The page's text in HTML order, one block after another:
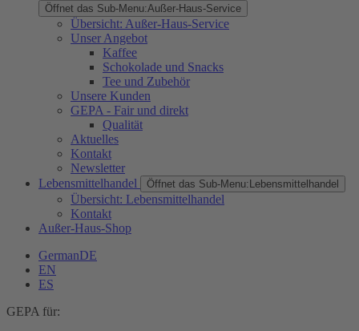
Öffnet das Sub-Menu:Außer-Haus-Service
Übersicht: Außer-Haus-Service
Unser Angebot
Kaffee
Schokolade und Snacks
Tee und Zubehör
Unsere Kunden
GEPA - Fair und direkt
Qualität
Aktuelles
Kontakt
Newsletter
Lebensmittelhandel
Öffnet das Sub-Menu: Lebensmittelhandel
Übersicht: Lebensmittelhandel
Kontakt
Außer-Haus-Shop
GermanDE
EN
ES
GEPA für: